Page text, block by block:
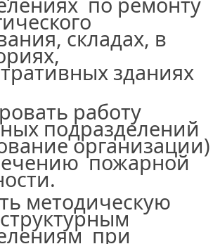
складах, в
зданиях
работу
подразделений
организации)
пожарной
методическую
при